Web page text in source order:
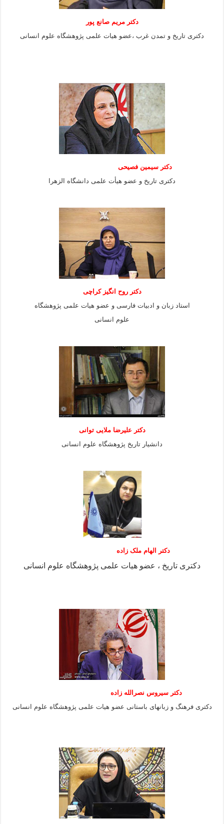
دکتر مریم صانع پور
دکتری تاریخ و تمدن غرب ،عضو هیات علمی پژوهشگاه علوم
انسانی
دکتر سیمین فصیحی
دکتری تاریخ و عضو هیأت علمی دانشگاه الزهرا
دکتر روح انگیز کراچی
استاد زبان و ادبیات فارسی و عضو هیات علمی پژوهشگاه
علوم انسانی
دكتر عليرضا ملايى توانی
دانشيار تاريخ پژوهشگاه علوم انسانی
دکتر الهام ملک زاده
دکتری تاریخ ، عضو هیات علمی پژوهشگاه علوم انسانی
دکتر سیروس نصرالله زاده
دکتری فرهنگ و زبانهای باستانی عضو هیات علمی پژوهشگاه علوم انسانی